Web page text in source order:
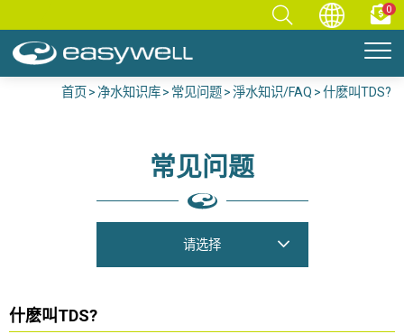
0
首页 净水知识库 常见问题 淨水知识/FAQ 什麽叫TDS?
常见问题
请选择
什麽叫TDS?